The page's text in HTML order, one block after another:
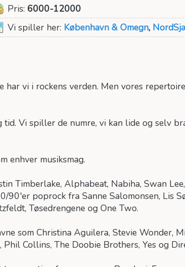
Pris:6000-12000
Vi spiller her: København & Omegn,
vi i rockens verden. Men vores
Vi spiller de numre, vi kan lide og selv
enhver musiksmag.
Timberlake, Alphabeat, Nabiha, Swan
90'er poprock fra Sanne Salomonsen, Lis
Tøsedrengene og One Two.
som Christina Aguilera, Stevie Wonder,
Collins, The Doobie Brothers, Yes og